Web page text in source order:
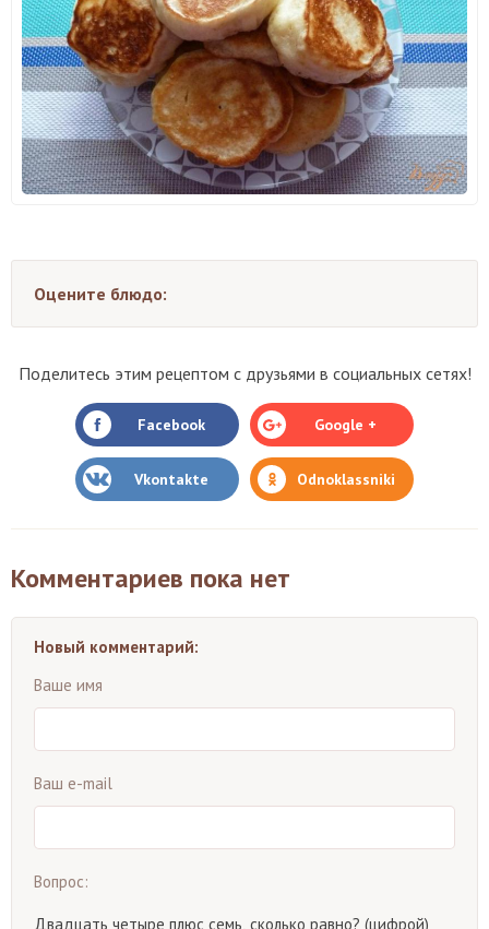
Оцените блюдо:
Поделитесь этим рецептом с друзьями в социальных сетях!
Facebook Google +
Vkontakte Odnoklassniki
Комментариев пока нет
Новый комментарий:
Ваше имя
Ваш e-mail
Вопрос:
Двадцать четыре плюс семь, сколько равно? (цифрой)